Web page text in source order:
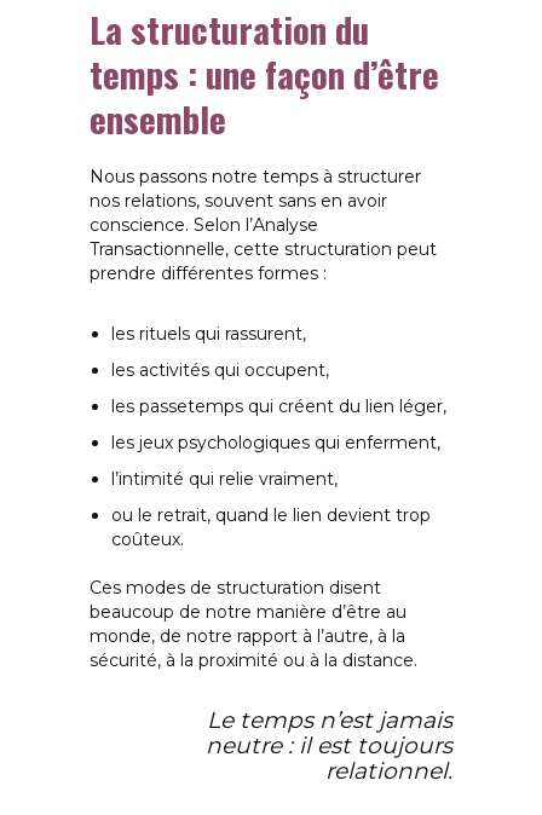
La structuration du
temps : une façon d’être
ensemble
Nous passons notre temps à structurer
nos relations, souvent sans en avoir
conscience. Selon l’Analyse
Transactionnelle, cette structuration peut
prendre différentes formes :
les rituels qui rassurent,
les activités qui occupent,
les passetemps qui créent du lien léger,
les jeux psychologiques qui enferment,
l’intimité qui relie vraiment,
ou le retrait, quand le lien devient trop
coûteux.
Ces modes de structuration disent
beaucoup de notre manière d’être au
monde, de notre rapport à l’autre, à la
sécurité, à la proximité ou à la distance.
Le temps n’est jamais
neutre : il est toujours
relationnel.